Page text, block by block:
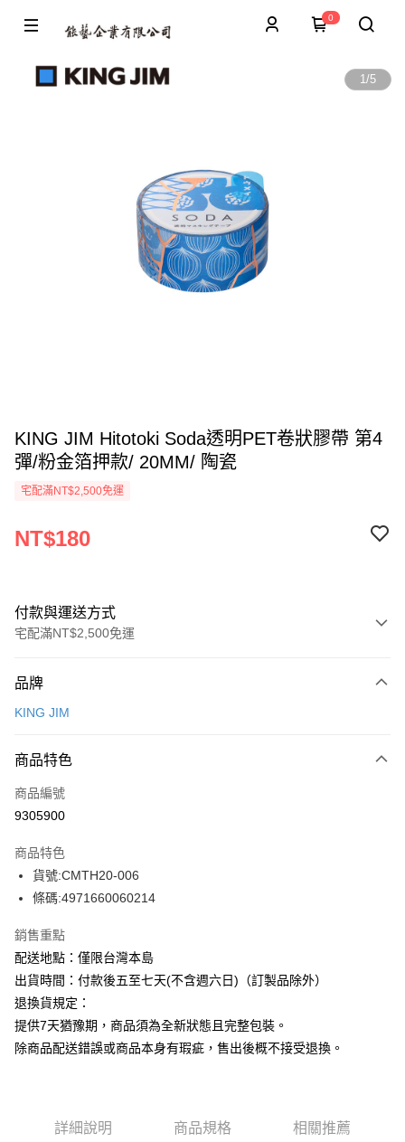
0
1/5
KING JIM Hitotoki Soda透明PET卷狀膠帶 第4
彈/粉金箔押款/ 20MM/ 陶瓷
宅配滿NT$2,500免運
NT$180
付款與運送方式
宅配滿NT$2,500免運
信用卡一次付款
下單前請先詢問庫存
每筆NT$130，滿NT$2,500(含以上)免運費
品牌
KING JIM
商品特色
商品編號
9305900
商品特色
貨號:CMTH20-006
條碼:4971660060214
銷售重點
配送地點：僅限台灣本島
出貨時間：付款後五至七天(不含週六日)（訂製品除外）
退換貨規定：
提供7天猶豫期，商品須為全新狀態且完整包裝。
除商品配送錯誤或商品本身有瑕疵，售出後概不接受退換。
詳細說明 商品規格 相關推薦